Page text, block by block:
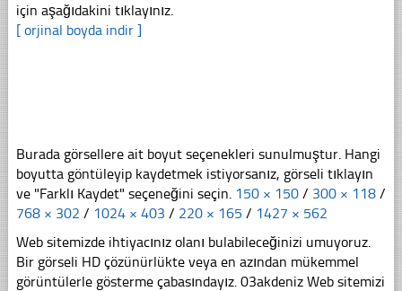
için aşağıdakini tıklayınız.
[ orjinal boyda indir ]
Burada görsellere ait boyut seçenekleri sunulmuştur. Hangi
boyutta göntüleyip kaydetmek istiyorsanız, görseli tıklayın
ve "Farklı Kaydet" seçeneğini seçin. 150 × 150 / 300 × 118 /
768 × 302 / 1024 × 403 / 220 × 165 / 1427 × 562
Web sitemizde ihtiyacınız olanı bulabileceğinizi umuyoruz.
Bir görseli HD çözünürlükte veya en azından mükemmel
görüntülerle gösterme çabasındayız. 03akdeniz Web sitemizi